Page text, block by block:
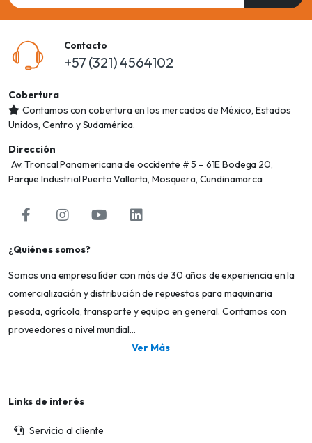
Contacto
+57 (321) 4564102
Cobertura
Contamos con cobertura en los mercados de México, Estados
Unidos, Centro y Sudamérica.
Dirección
Av. Troncal Panamericana de occidente # 5 – 61E Bodega 20,
Parque Industrial Puerto Vallarta, Mosquera, Cundinamarca
¿Quiénes somos?
Somos una empresa líder con más de 30 años de experiencia en la
comercialización y distribución de repuestos para maquinaria
pesada, agrícola, transporte y equipo en general. Contamos con
proveedores a nivel mundial...
Ver Más
Links de interés
Servicio al cliente